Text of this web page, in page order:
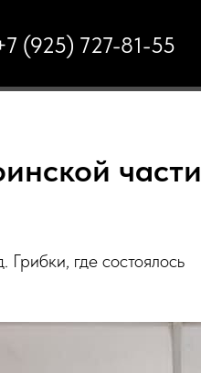
(925) 727-81-55
части
где состоялось